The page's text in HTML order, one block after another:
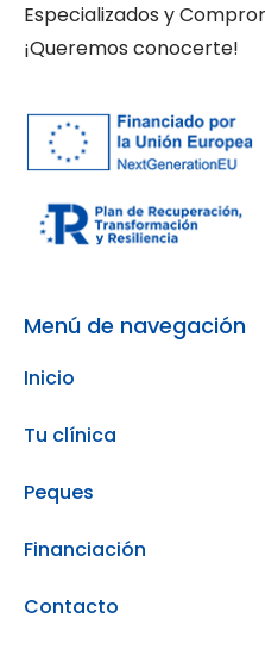
Especializados y
¡Queremos conocerte!
Menú de navegación
Inicio
Tu clínica
Peques
Financiación
Contacto